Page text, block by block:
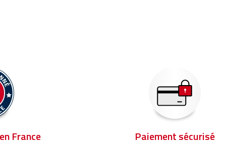
France Paiement sécurisé